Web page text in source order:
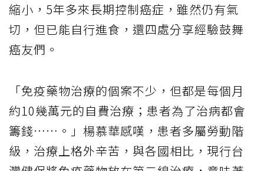
縮小，5年多來長期控制癌症，雖然仍有氣
切，但已能自行進食，還四處分享經驗鼓舞
癌友們。
「免疫藥物治療的個案不少，但都是每個月
約10幾萬元的自費治療；患者為了治病都會
籌錢⋯⋯。」楊慕華感嘆，患者多屬勞動階
級，治療上格外辛苦，與各國相比，現行台